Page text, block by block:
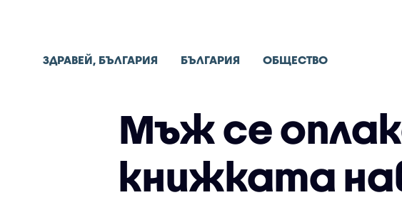
ЗДРАВЕЙ, БЪЛГАРИЯ БЪЛГАРИЯ ОБЩЕСТВО
Мъж се
книжката